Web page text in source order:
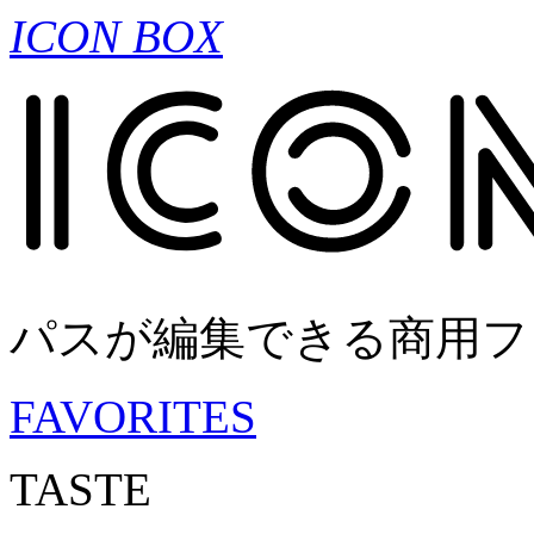
ICON BOX
パスが編集できる商用
FAVORITES
TASTE